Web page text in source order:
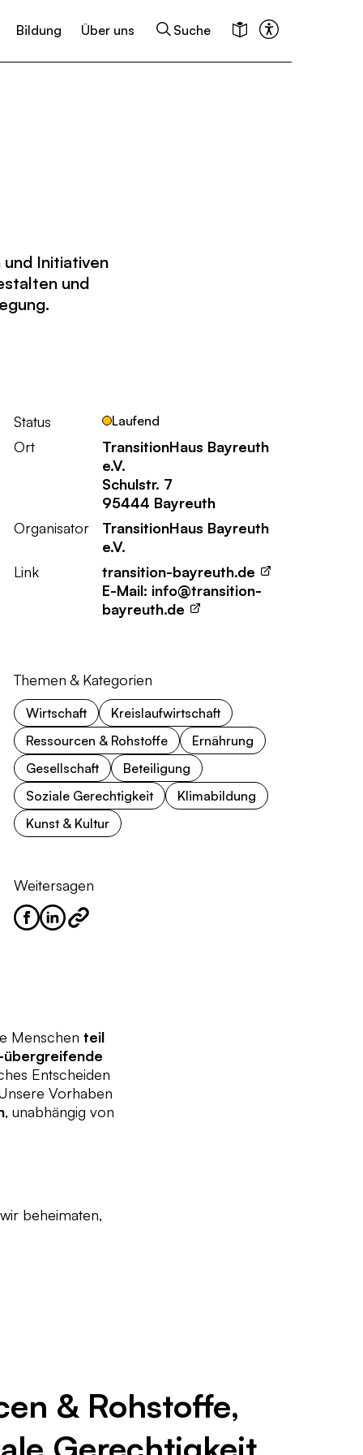
Bildung Über uns Suche
und Initiativen
und
Status Laufend
Ort
TransitionHaus Bayreuth
e.V.
Schulstr. 7
95444 Bayreuth
Organisator
TransitionHaus Bayreuth
e.V.
Link
transition-bayreuth.de
E-Mail: info@transition-
bayreuth.de
Themen & Kategorien
Wirtschaft
Kreislaufwirtschaft
Ressourcen & Rohstoffe
Ernährung
Gesellschaft
Beteiligung
Soziale Gerechtigkeit
Klimabildung
Kunst & Kultur
Weitersagen
Menschenteil
Entscheiden
Vorhaben
, unabhängig von
beheimaten,
& Rohstoffe,